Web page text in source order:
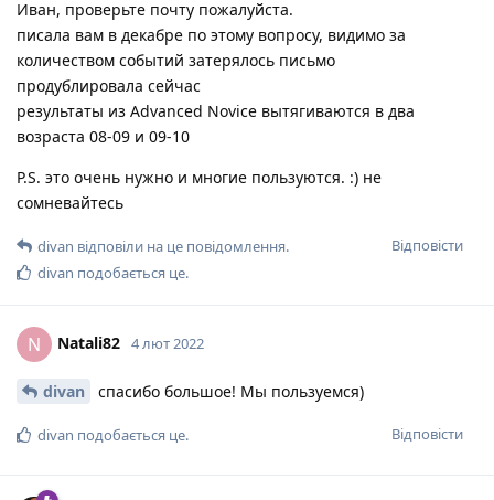
Иван, проверьте почту пожалуйста.
писала вам в декабре по этому вопросу, видимо за
количеством событий затерялось письмо
продублировала сейчас
результаты из Advanced Novice вытягиваются в два
возраста 08-09 и 09-10
P.S. это очень нужно и многие пользуются. :) не
сомневайтесь
Відповісти
divan відповіли на це повідомлення.
divan подобається це.
N Natali82 4 лют 2022
divan спасибо большое! Мы пользуемся)
Відповісти
divan подобається це.